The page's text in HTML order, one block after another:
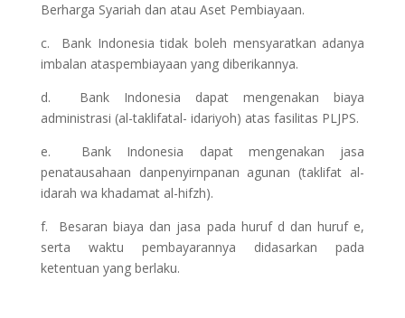
Berharga Syariah dan atau Aset Pembiayaan.
c. Bank Indonesia tidak boleh mensyaratkan adanya
imbalan ataspembiayaan yang diberikannya.
d. Bank Indonesia dapat mengenakan biaya
administrasi (al-taklifatal- idariyoh) atas fasilitas PLJPS.
e. Bank Indonesia dapat mengenakan jasa
penatausahaan danpenyirnpanan agunan (taklifat al-
idarah wa khadamat al-hifzh).
f. Besaran biaya dan jasa pada huruf d dan huruf e,
serta waktu pembayarannya didasarkan pada
ketentuan yang berlaku.